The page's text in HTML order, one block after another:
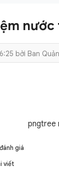
nước
bởi Ban
giá
viết